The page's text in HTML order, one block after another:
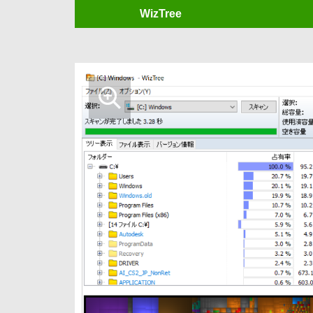
WizTree